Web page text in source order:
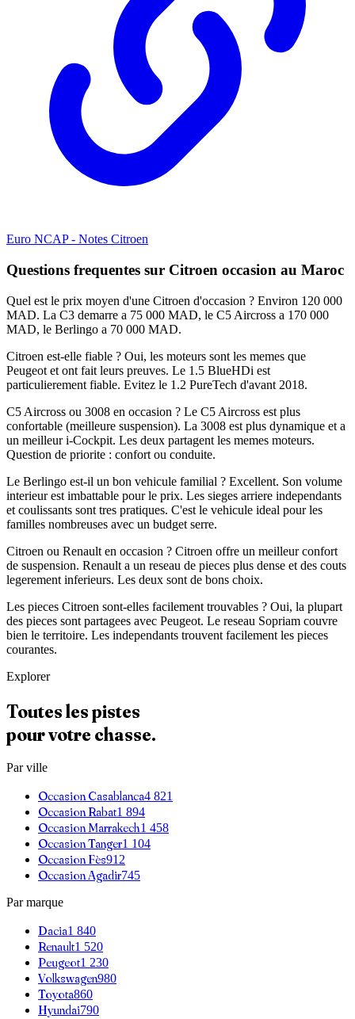
Euro NCAP - Notes Citroen
Questions frequentes sur Citroen occasion au Maroc
Quel est le prix moyen d'une Citroen d'occasion ? Environ 120 000
MAD. La C3 demarre a 75 000 MAD, le C5 Aircross a 170 000
MAD, le Berlingo a 70 000 MAD.
Citroen est-elle fiable ? Oui, les moteurs sont les memes que
Peugeot et ont fait leurs preuves. Le 1.5 BlueHDi est
particulierement fiable. Evitez le 1.2 PureTech d'avant 2018.
C5 Aircross ou 3008 en occasion ? Le C5 Aircross est plus
confortable (meilleure suspension). La 3008 est plus dynamique et a
un meilleur i-Cockpit. Les deux partagent les memes moteurs.
Question de priorite : confort ou conduite.
Le Berlingo est-il un bon vehicule familial ? Excellent. Son volume
interieur est imbattable pour le prix. Les sieges arriere independants
et coulissants sont tres pratiques. C'est le vehicule ideal pour les
familles nombreuses avec un budget serre.
Citroen ou Renault en occasion ? Citroen offre un meilleur confort
de suspension. Renault a un reseau de pieces plus dense et des couts
legerement inferieurs. Les deux sont de bons choix.
Les pieces Citroen sont-elles facilement trouvables ? Oui, la plupart
des pieces sont partagees avec Peugeot. Le reseau Sopriam couvre
bien le territoire. Les independants trouvent facilement les pieces
courantes.
Explorer
Toutes les pistes
pour votre chasse.
Par ville
OccasionCasablanca4 821
OccasionRabat1 894
OccasionMarrakech1 458
OccasionTanger1 104
OccasionFès912
OccasionAgadir745
Par marque
Dacia1 840
Renault1 520
Peugeot1 230
Volkswagen980
Toyota860
Hyundai790